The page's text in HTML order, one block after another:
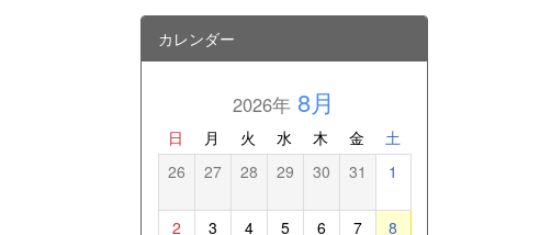
カレンダー
2026年 8月
日 月 火 水 木 金 土
26 27 28 29 30 31 1
2 3 4 5 6 7 8